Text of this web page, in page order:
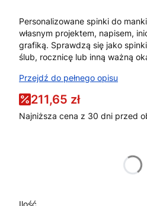
Personalizowane spinki do
własnym projektem, napisem,
grafiką. Sprawdzą się jako
ślub, rocznicę lub inną ważną
Przejdź do pełnego opisu
211,65 zł
Najniższa cena z 30 dni przed